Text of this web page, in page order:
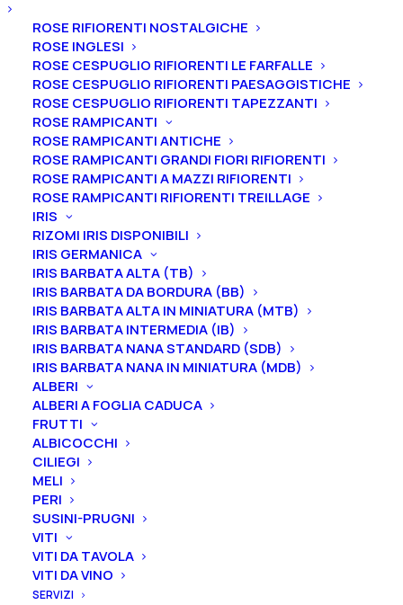
ROSE RIFIORENTI NOSTALGICHE
ROSE INGLESI
ROSE CESPUGLIO RIFIORENTI LE FARFALLE
ROSE CESPUGLIO RIFIORENTI PAESAGGISTICHE
ROSE CESPUGLIO RIFIORENTI TAPEZZANTI
ROSE RAMPICANTI
ROSE RAMPICANTI ANTICHE
ROSE RAMPICANTI GRANDI FIORI RIFIORENTI
ROSE RAMPICANTI A MAZZI RIFIORENTI
ROSE RAMPICANTI RIFIORENTI TREILLAGE
IRIS
RIZOMI IRIS DISPONIBILI
IRIS GERMANICA
IRIS BARBATA ALTA (TB)
IRIS BARBATA DA BORDURA (BB)
IRIS BARBATA ALTA IN MINIATURA (MTB)
IRIS BARBATA INTERMEDIA (IB)
IRIS BARBATA NANA STANDARD (SDB)
IRIS BARBATA NANA IN MINIATURA (MDB)
ALBERI
ALBERI A FOGLIA CADUCA
FRUTTI
ALBICOCCHI
CILIEGI
MELI
PERI
SUSINI-PRUGNI
VITI
VITI DA TAVOLA
VITI DA VINO
SERVIZI
Peonia suffruticosa “Shima-Daijin”
Peonia suffruticosa
“Shima-Daijin”
58,00€
La peonia suffruticosa “Shima-Daijin” è di origine
giapponese, (Ikeuchi, 1952). Il fiore è grande fino a 20
cm di diametro, semidoppio di colore rosso porpora
violaceo con stigmi e guaina porpora rossastri. È una
varietà vigorosa con portamento allargato e
raggiunge i 150 cm di altezza. La sua fioritura è
intermedia ed è profumata.
Dimensione vaso
Branche
Peonia